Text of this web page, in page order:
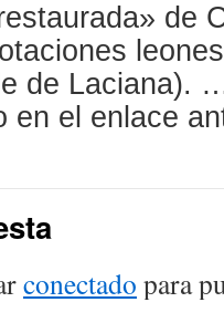
de
de Laciana).
en el enlace
conectado para